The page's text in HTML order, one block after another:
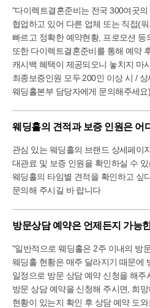
다른 웨딩홀에서 볼수없는 하나
있었어요!
바로 바다뷰!!!
홀에서도 로비에서도 식사 중에
바다뷰를 가지고있답니다!
뷔페는 2층과 6층으로 나뉘어져
저는 6층이 바다가 더 잘보이고
뷔페는 다른 웨딩과 겹치지않아
웨딩홀과 뷔페를 2-30분정도 돌
그린나래호텔이 공군에서 운영
대여비가 진짜! 저렴한 편이였어
숙박을 하는 경우에도 전객실에
다른호텔에 비해 저렴하구요
예약을 많이들 하신다고해요!
아쉽지만 원하는 날의 전후로 예
마무리했었어요!
부산에서 예식을 원하는 분들에
바랍니당.
다들 결혼준비 힘내시고 맛저하
"다이렉트결혼준비는 전국 300여곳
협업하고 있어 다른 업체 또는 직접(
빠르고 정확한 예약현황, 프로모션 등
또한 다이렉트결혼준비를 통해 예약
캐시백 혜택이 제공되오니 놓치지 마
최종보증인원 모두 200인 이상 시 /
웨딩홀본부 담당자에게 문의해주세요
웨딩홀의 견적과 보증 인원은 어
관심 있는 웨딩홀의 브랜드 상세페이
대관료 및 보증 인원을 확인하실 수
웨딩홀의 타임별 견적을 확인하고 싶
문의해 주시길 바 랍니다
방문상담 예약은 언제든지 가능
"일반적으로 웨딩홀은 2주 이내의 방
웨딩홀 현황은 매주 달라지기 때문에
일정으로 방문 상담 예약 신청을 해주
방문 상담 예약을 신청해 주시면, 희
현황이 있는지 확인 후 상담 예약 도